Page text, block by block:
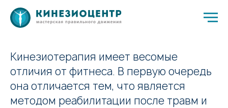
Кинезиотерапия имеет весомые
отличия от фитнеса. В первую очередь
она отличается тем, что является
методом реабилитации после травм и